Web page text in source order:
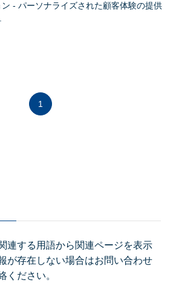
- パーソナライズされた顧客体験の提供
1
連する用語から関連ページを表示
が存在しない場合はお問い合わせ
ください。